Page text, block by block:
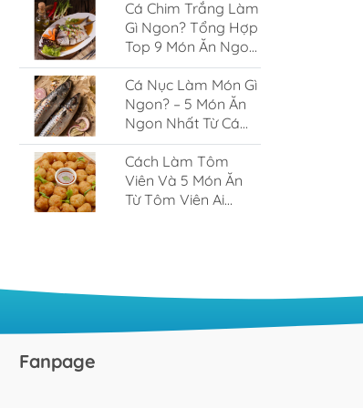
Cá Chim Trắng Làm
Gì Ngon? Tổng Hợp
Top 9 Món Ăn Ngon
Từ Cá Chim Trắng
Cá Nục Làm Món Gì
Ngon? – 5 Món Ăn
Ngon Nhất Từ Cá
Nục
Cách Làm Tôm
Viên Và 5 Món Ăn
Từ Tôm Viên Ai
Fanpage